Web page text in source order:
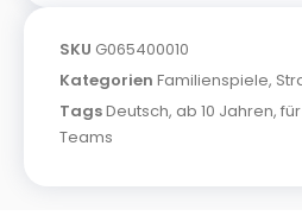
SKU G065400010
Kategorien Familienspiele,
TagsDeutsch, ab 10 Jahren,
Teams